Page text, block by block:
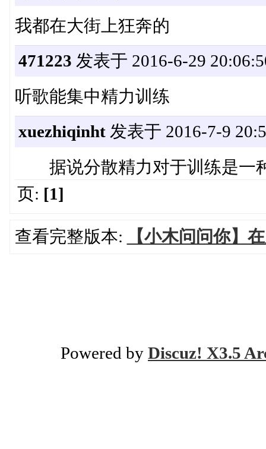
我都在大街上狂奔的
471223 发表于 2016-6-29
听歌能集中精力训练
xuezhiqinht发表于 2016-7-9
据说分散精力对于训练是一
页: [1]
查看完整版本: 【小木问问你】
Powered by Discuz! X3.5